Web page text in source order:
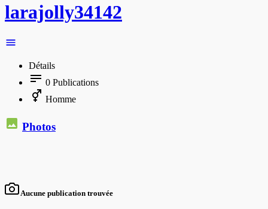
larajolly34142
Détails
0 Publications
Homme
Photos
Aucune publication trouvée